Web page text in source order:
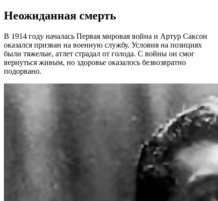
Неожиданная смерть
В 1914 году началась Первая мировая война и Артур Саксон
оказался призван на военную службу. Условия на позициях
были тяжелые, атлет страдал от голода. С войны он смог
вернуться живым, но здоровье оказалось безвозвратно
подорвано.